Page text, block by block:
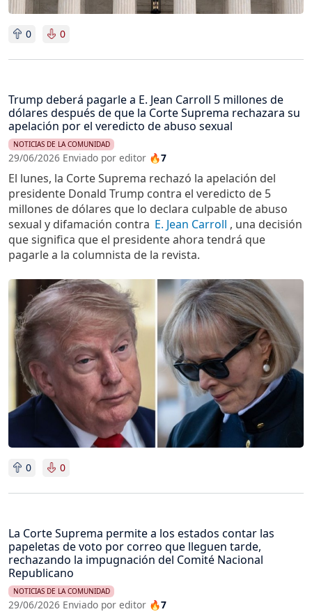
0 0
Trump deberá pagarle a E. Jean Carroll 5 millones de
dólares después de que la Corte Suprema rechazara su
apelación por el veredicto de abuso sexual
NOTICIAS DE LA COMUNIDAD
29/06/2026 Enviado por editor 🔥7
El lunes, la Corte Suprema rechazó la apelación del
presidente Donald Trump contra el veredicto de 5
millones de dólares que lo declara culpable de abuso
sexual y difamación contra E. Jean Carroll , una decisión
que significa que el presidente ahora tendrá que
pagarle a la columnista de la revista.
Imagen
0 0
La Corte Suprema permite a los estados contar las
papeletas de voto por correo que lleguen tarde,
rechazando la impugnación del Comité Nacional
Republicano
NOTICIAS DE LA COMUNIDAD
29/06/2026 Enviado por editor 🔥7